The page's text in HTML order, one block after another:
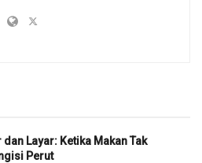
Layar: Ketika Makan Tak
Perut